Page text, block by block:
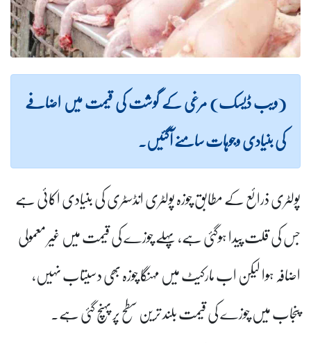
(ویب ڈیسک) مرغی کے گوشت کی قیمت میں اضافے
کی بنیادی وجوہات سامنے آگئیں۔
پولٹری ذرائع کے مطابق چوزہ پولٹری انڈسٹری کی بنیادی اکائی ہے
جس کی قلت پیدا ہوگئی ہے، پہلے چوزے کی قیمت میں غیر معمولی
اضافہ ہوا لیکن اب مارکیٹ میں مہنگا چوزہ بھی دسیتاب نہیں،
پنجاب میں چوزے کی قیمت بلند ترین سطح پر پہنچ گئی ہے۔